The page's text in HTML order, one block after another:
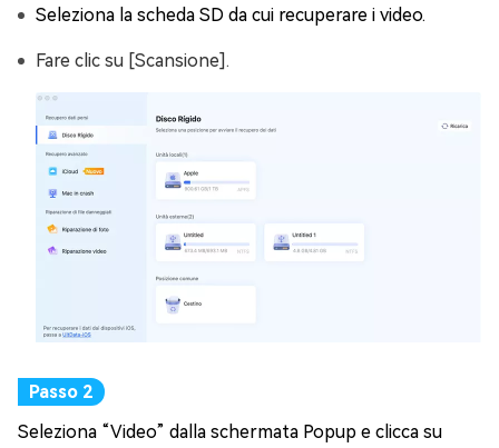
Seleziona la scheda SD da cui recuperare i video.
Fare clic su [Scansione].
Seleziona “Video” dalla schermata Popup e clicca su